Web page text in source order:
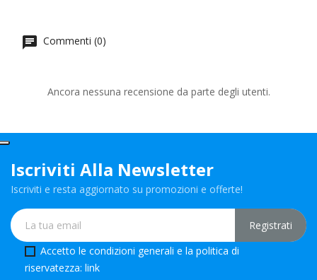
Commenti (0)
Ancora nessuna recensione da parte degli utenti.
Iscriviti Alla Newsletter
Iscriviti e resta aggiornato su promozioni e offerte!
Accetto le condizioni generali e la politica di
riservatezza: link